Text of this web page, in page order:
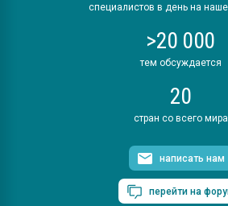
специалистов в день на
>20 000
тем обсуждается
20
стран со всего мира
написать нам
перейти на